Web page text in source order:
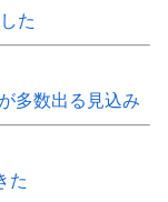
た
多数出る見込み
た